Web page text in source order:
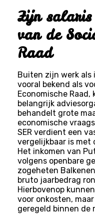
Zijn
van de
Raad
Buiten zijn werk
vooral bekend als
Economische Raad,
belangrijk
behandelt grote
economische
SER verdient een
vergelijkbaar is met
Het inkomen van
volgens openbare
zogeheten
bruto jaarbedrag
Hierbovenop
voor onkosten,
geregeld binnen de